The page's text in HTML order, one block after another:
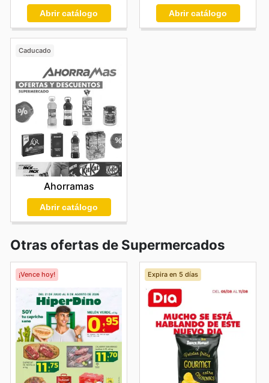
Abrir catálogo Abrir catálogo
Caducado
Ahorramas
Abrir catálogo
Otras ofertas de Supermercados
¡Vence hoy! Expira en 5 días